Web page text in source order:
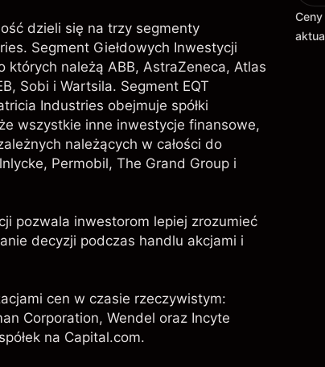
dzieli się na trzy segmenty
Segment Giełdowych Inwestycji
których należą ABB, AstraZeneca, Atlas
Sobi i Wartsila. Segment EQT
Industries obejmuje spółki
wszystkie inne inwestycje finansowe,
należących w całości do
Permobil, The Grand Group i
pozwala inwestorom lepiej zrozumieć
decyzji podczas handlu akcjami i
cen w czasie rzeczywistym:
Corporation, Wendel oraz Incyte
na Capital.com.